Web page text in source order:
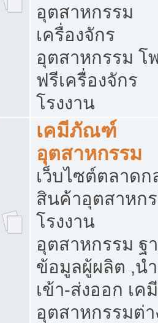
อุตสาหกรรม
เครื่องจักร
อุตสาหกรรม โ
ฟรีเครื่องจักร
โรงงาน
เคมีภัณฑ์
อุตสาหกรรม
เว็บไซต์ตลาดก
สินค้าอุตสาหก
โรงงาน
อุตสาหกรรม ฐ
ข้อมูลผู้ผลิต ,นำ
เข้า-ส่งออก เคมี
อุตสาหกรรมต่า